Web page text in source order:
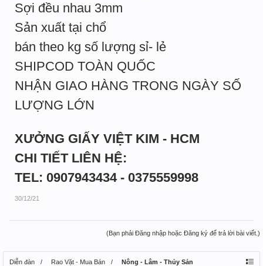
Sợi đều nhau 3mm
Sản xuất tại chổ
bán theo kg số lượng sỉ- lẻ
SHIPCOD TOÀN QUỐC
NHẬN GIAO HÀNG TRONG NGÀY SỐ
LƯỢNG LỚN
XƯỞNG GIẤY VIỆT KIM - HCM
CHI TIẾT LIÊN HỆ:
TEL: 0907943434 - 0375559998
30/12/21
(Bạn phải Đăng nhập hoặc Đăng ký để trả lời bài viết.)
Diễn đàn Rao Vặt - Mua Bán Nông - Lâm - Thủy Sản